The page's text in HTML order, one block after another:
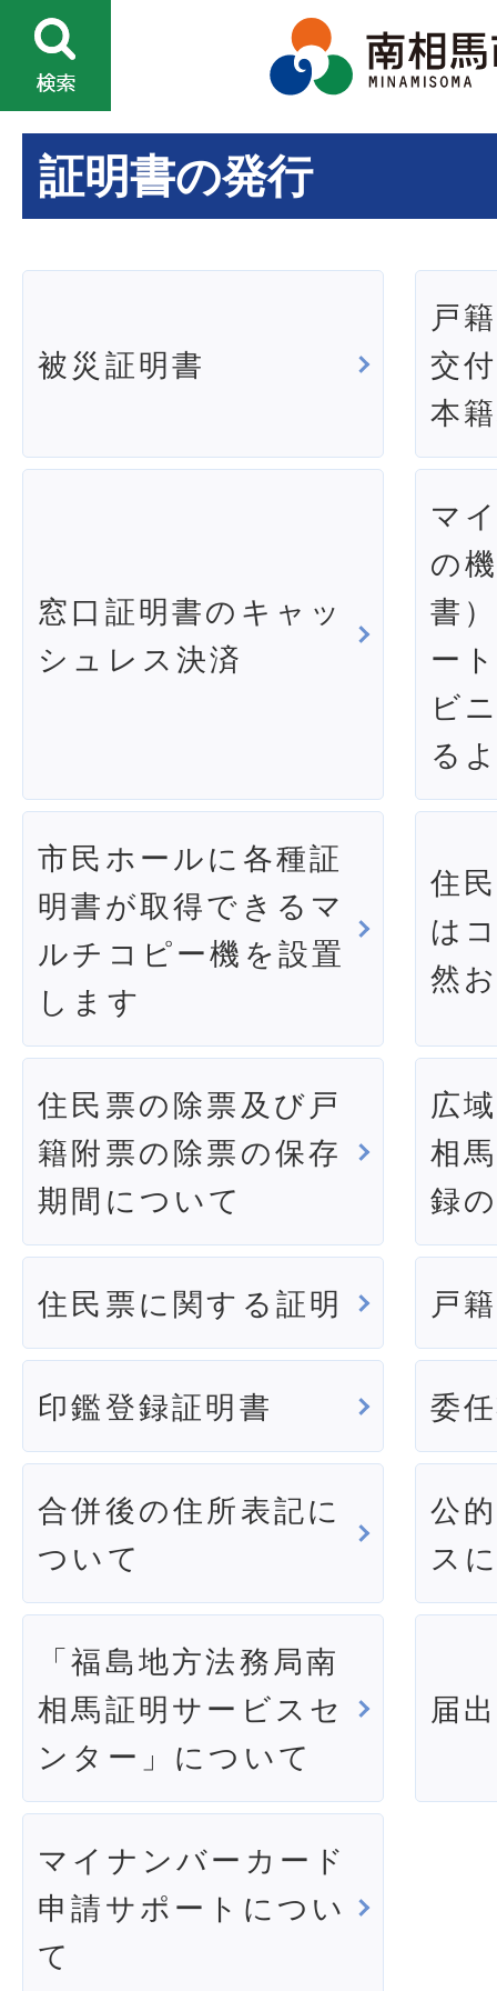
証明書の発行
被災証明書
戸
交
本
窓口証明書のキャッ
シュレス決済
マ
の
書
ー
ビ
る
市民ホールに各種証
明書が取得できるマ
ルチコピー機を設置
します
住
は
然
住民票の除票及び戸
籍附票の除票の保存
期間について
広
相
録
住民票に関する証明 戸
印鑑登録証明書 委
合併後の住所表記に
ついて
公
ス
「福島地方法務局南
相馬証明サービスセ
ンター」について
届
マイナンバーカード
申請サポートについ
て